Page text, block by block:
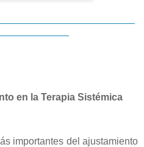
en la Terapia Sistémica
importantes del ajustamiento